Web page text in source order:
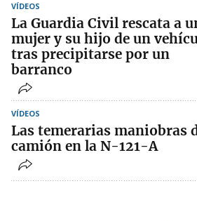
VÍDEOS
La Guardia Civil rescata a
mujer y su hijo de un
tras precipitarse por un
barranco
VÍDEOS
Las temerarias maniobras
camión en la N-121-A